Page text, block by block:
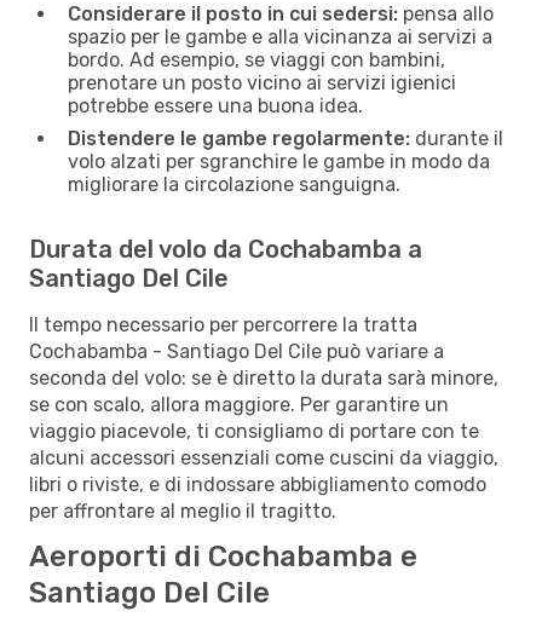
Considerare il posto in cui sedersi: pensa allo
spazio per le gambe e alla vicinanza ai servizi a
bordo. Ad esempio, se viaggi con bambini,
prenotare un posto vicino ai servizi igienici
potrebbe essere una buona idea.
Distendere le gambe regolarmente: durante il
volo alzati per sgranchire le gambe in modo da
migliorare la circolazione sanguigna.
Durata del volo da Cochabamba a
Santiago Del Cile
Il tempo necessario per percorrere la tratta
Cochabamba - Santiago Del Cile può variare a
seconda del volo: se è diretto la durata sarà minore,
se con scalo, allora maggiore. Per garantire un
viaggio piacevole, ti consigliamo di portare con te
alcuni accessori essenziali come cuscini da viaggio,
libri o riviste, e di indossare abbigliamento comodo
per affrontare al meglio il tragitto.
Aeroporti di Cochabamba e
Santiago Del Cile